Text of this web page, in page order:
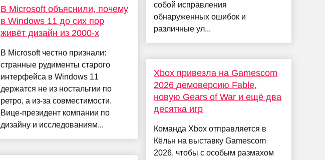
В Microsoft объяснили, почему
в Windows 11 до сих пор
живёт дизайн из 2000-х
В Microsoft честно признали:
странные рудименты старого
интерфейса в Windows 11
держатся не из ностальгии по
ретро, а из-за совместимости.
Вице-президент компании по
дизайну и исследованиям...
собой исправления
обнаруженных ошибок и
различные ул...
Xbox привезла на Gamescom
2026 демоверсию Fable,
новую Gears of War и ещё два
десятка игр
Команда Xbox отправляется в
Кёльн на выставку Gamescom
2026, чтобы с особым размахом